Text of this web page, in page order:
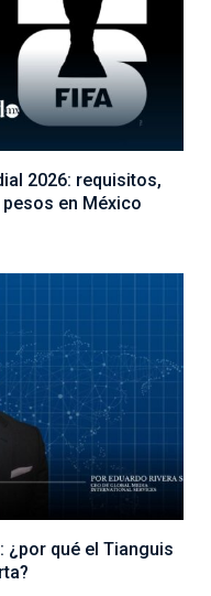
2026: requisitos,
en México
¿por qué el Tianguis